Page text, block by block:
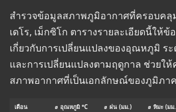
สำรวจข้อมูลสภาพภูมิอากาศที่ครอบคลุ
เดโร, เม็กซิโก ตารางรายละเอียดนี้ให้
เกี่ยวกับการเปลี่ยนแปลงของอุณหภูมิ ร
และการเปลี่ยนแปลงตามฤดูกาล ช่วยใ
สภาพอากาศที่เป็นเอกลักษณ์ของภูมิภา
เดือน ⌀ อุณหภูมิ °C ⌀ ฝน (มม.) ⌀ หิมะ (มม